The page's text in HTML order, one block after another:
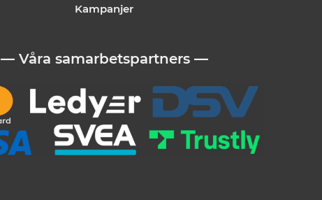
Kampanjer
— Våra samarbetspartners —